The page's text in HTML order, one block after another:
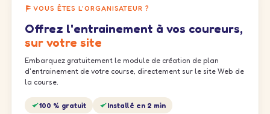
VOUS ÊTES L'ORGANISATEUR ?
Offrez l'entrainement à vos coureurs,
sur votre site
Embarquez gratuitement le module de création de plan
d'entrainement de votre course, directement sur le site Web de
la course.
100 % gratuit Installé en 2 min